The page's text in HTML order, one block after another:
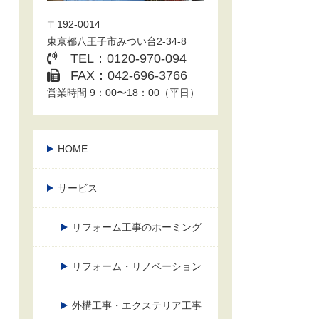
〒192-0014
東京都八王子市みつい台2-34-8
TEL：0120-970-094
FAX：042-696-3766
営業時間 9：00〜18：00（平日）
HOME
サービス
リフォーム工事のホーミング
リフォーム・リノベーション
外構工事・エクステリア工事